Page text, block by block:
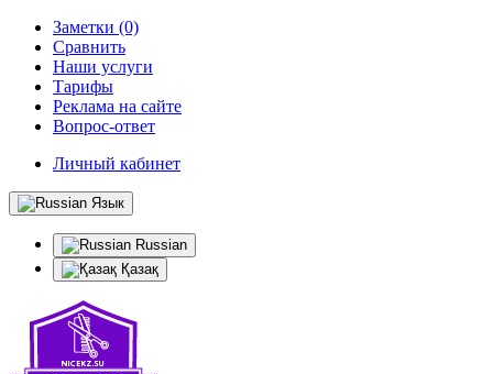
Заметки (0)
Сравнить
Наши услуги
Тарифы
Реклама на сайте
Вопрос-ответ
Личный кабинет
Язык
Russian
Қазақ